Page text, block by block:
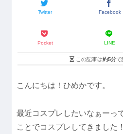
Twitter Facebook
Pocket LINE
この記事は約5分で
こんにちは！ひめかです。
最近コスプレしたいなぁーっ
ことでコスプレしてきました！